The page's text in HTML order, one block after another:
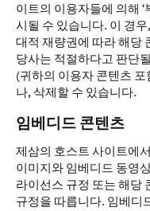
이트의 이용자들에 의해 ‘
시될 수 있습니다. 이 경우
대적 재량권에 따라 해당
당사는 적절하다고 판단
(귀하의 이용자 콘텐츠
나, 삭제할 수 있습니다.
임베디드 콘텐츠
제삼의 호스트 사이트에
이미지와 임베디드 동영
라이선스 규정 또는 해당
규정을 따릅니다. 임베디